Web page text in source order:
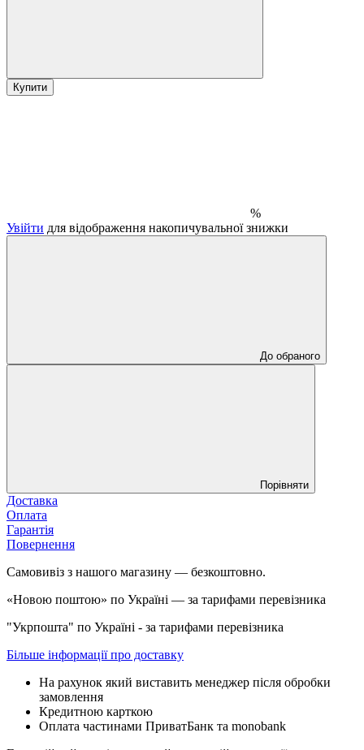
Купити
%
Увійти для відображення накопичувальної знижки
До обраного
Порівняти
Доставка
Оплата
Гарантія
Повернення
Самовивіз з нашого магазину — безкоштовно.
«Новою поштою» по Україні — за тарифами перевізника
"Укрпошта" по Україні - за тарифами перевізника
Більше інформації про доставку
На рахунок який виставить менеджер після обробки
замовлення
Кредитною карткою
Оплата частинами ПриватБанк та monobank